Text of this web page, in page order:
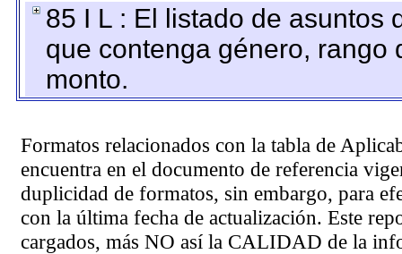
85 I L : El listado de asuntos
que contenga género, rango
monto.
Formatos relacionados con la tabla de
encuentra en el documento de referencia
duplicidad de formatos, sin embargo, para
con la última fecha de actualización. Este
cargados, más NO así la CALIDAD de la